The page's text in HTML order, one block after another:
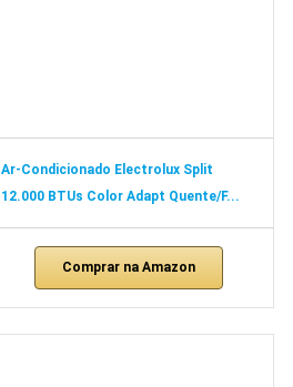
Ar-Condicionado Electrolux Split
12.000 BTUs Color Adapt Quente/F...
Comprar na Amazon